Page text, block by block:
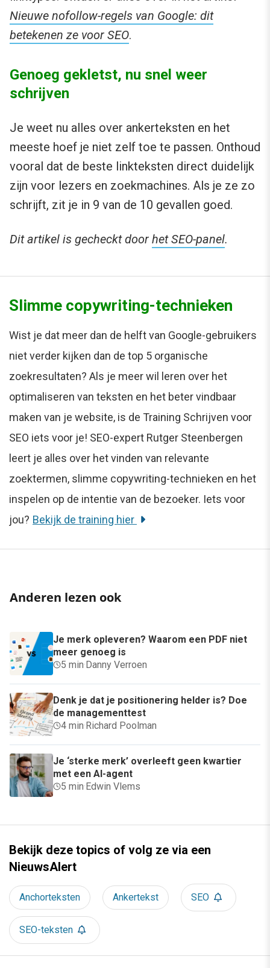
Nieuwe nofollow-regels van Google: dit
betekenen ze voor SEO.
Genoeg gekletst, nu snel weer
schrijven
Je weet nu alles over ankerteksten en het
meeste hoef je niet zelf toe te passen. Onthoud
vooral dat de beste linkteksten direct duidelijk
zijn voor lezers en zoekmachines. Als je ze zo
schrijft, zit je in 9 van de 10 gevallen goed.
Dit artikel is gecheckt door het SEO-panel.
Slimme copywriting-technieken
Wist je dat meer dan de helft van Google-gebruikers
niet verder kijken dan de top 5 organische
zoekresultaten? Als je meer wil leren over het
optimaliseren van teksten en het beter vindbaar
maken van je website, is de Training Schrijven voor
SEO iets voor je! SEO-expert Rutger Steenbergen
leert je alles over het vinden van relevante
zoektermen, slimme copywriting-technieken en het
inspelen op de intentie van de bezoeker. Iets voor
jou? Bekijk de training hier
Anderen lezen ook
Je merk opleveren? Waarom een PDF niet
meer genoeg is
5 min·Danny Verroen
Denk je dat je positionering helder is? Doe
de managementtest
4 min·Richard Poolman
Je ‘sterke merk’ overleeft geen kwartier
met een AI-agent
5 min·Edwin Vlems
Bekijk deze topics of volg ze via een
NieuwsAlert
Anchorteksten Ankertekst SEO
SEO-teksten